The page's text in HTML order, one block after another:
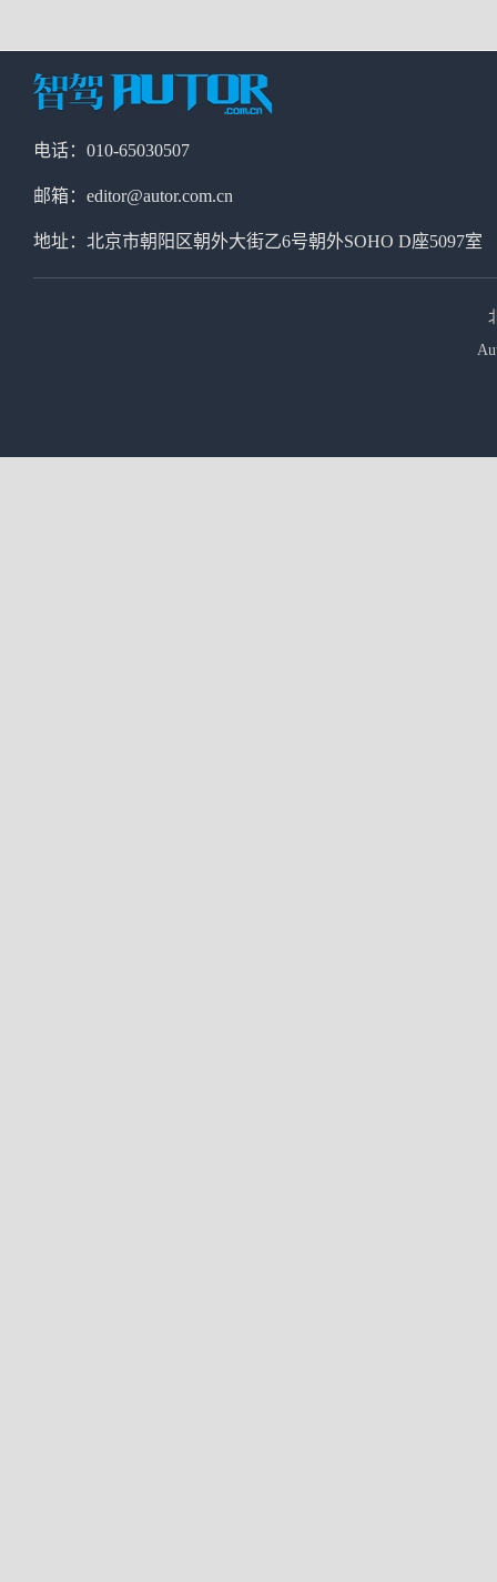
电话：010-65030507
邮箱：editor@autor.com.cn
地址：北京市朝阳区朝外大街乙6号朝外SOHO D座5097室